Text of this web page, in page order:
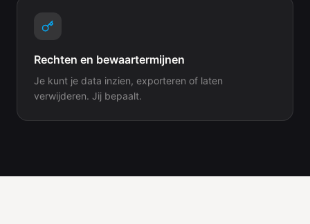
Rechten en bewaartermijnen
Je kunt je data inzien, exporteren of laten
verwijderen. Jij bepaalt.